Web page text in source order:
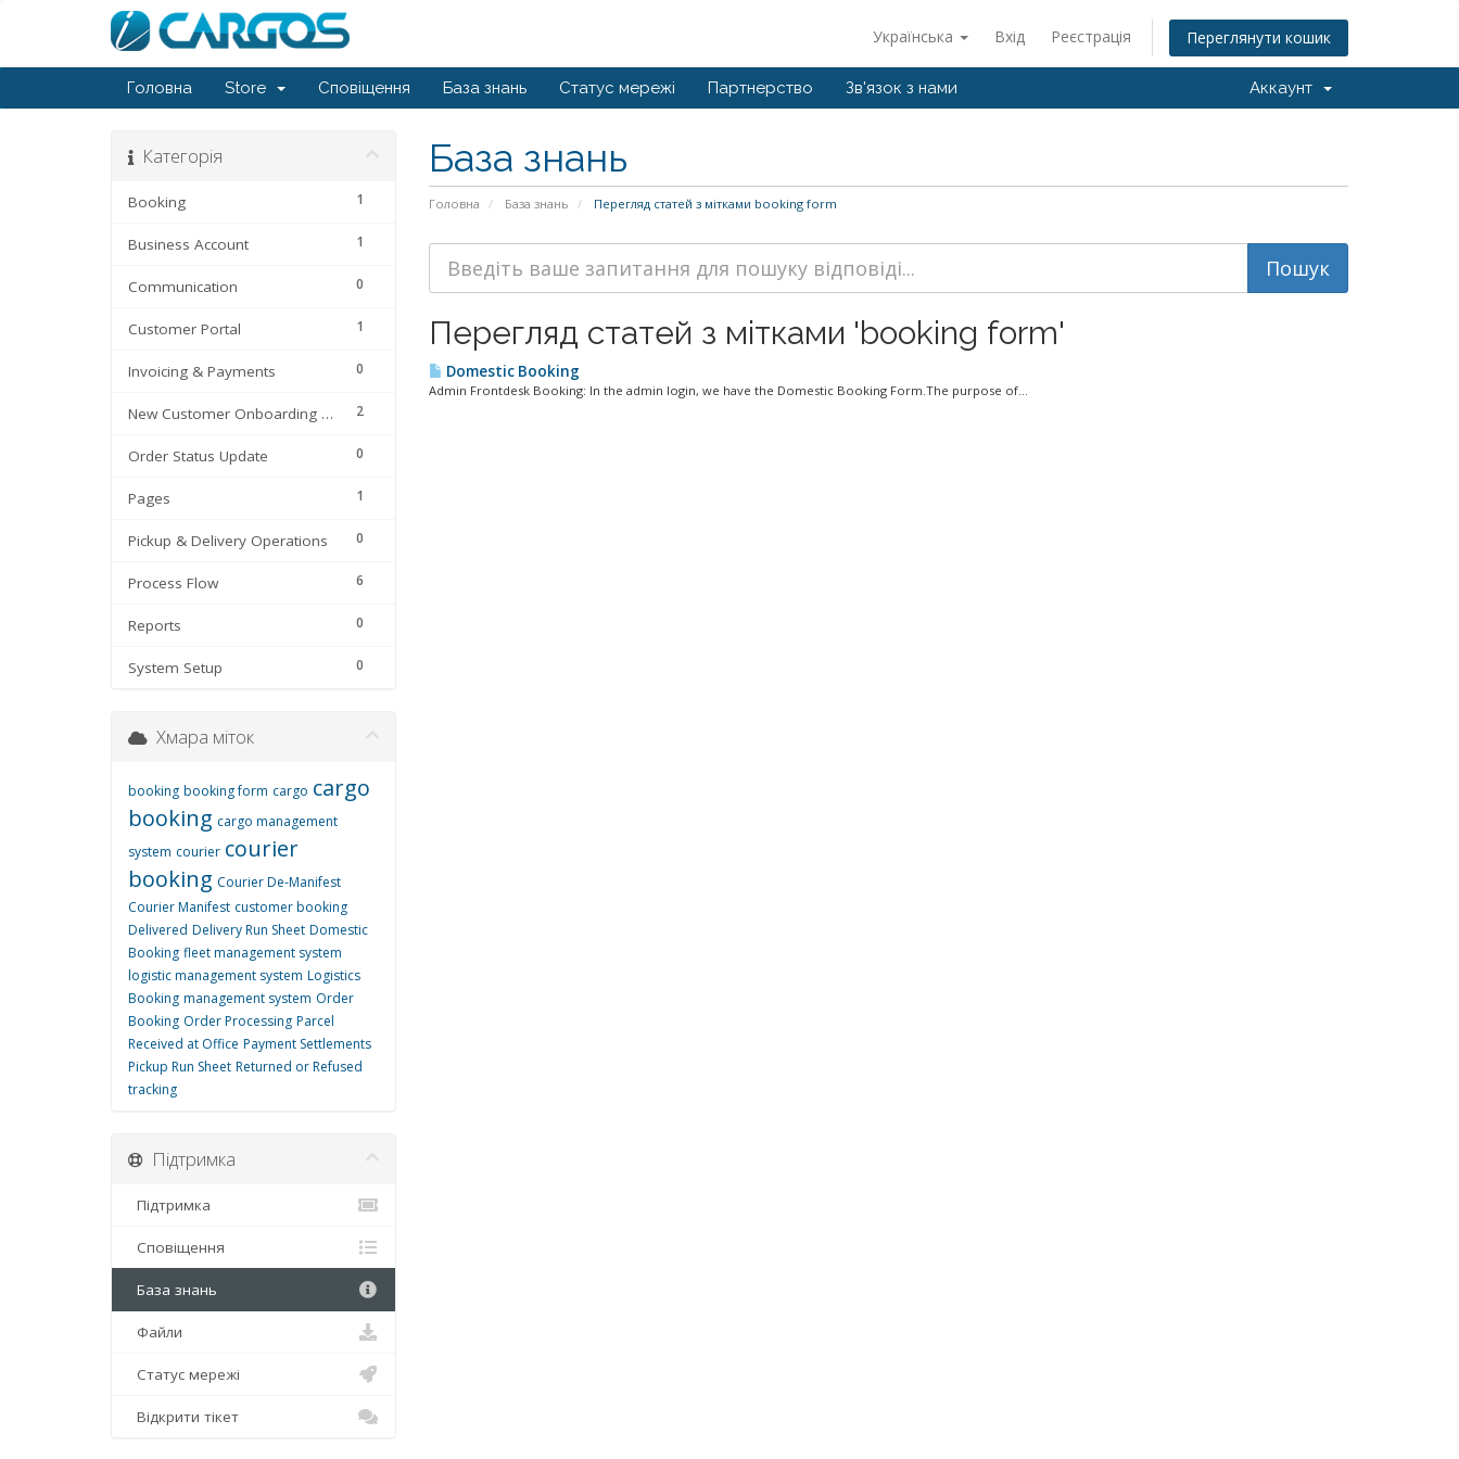
Українська Вхід Реєстрація Переглянути кошик
Головна Store Сповіщення База знань Статус мережі Партнерство Зв'язок з нами Аккаунт
База знань
Головна База знань Перегляд статей з мітками booking form
Категорія
1
Booking
1
Business Account
0
Communication
1
Customer Portal
0
Invoicing & Payments
2
New Customer Onboarding Process
0
Order Status Update
1
Pages
0
Pickup & Delivery Operations
6
Process Flow
0
Reports
0
System Setup
Перегляд статей з мітками 'booking form'
Domestic Booking
Admin Frontdesk Booking: In the admin login, we have the Domestic Booking Form.The purpose of...
Хмара міток
booking booking form cargo cargo
booking cargo management
system courier courier
booking Courier De-Manifest
Courier Manifest customer booking
Delivered Delivery Run Sheet Domestic
Booking fleet management system
logistic management system Logistics
Booking management system Order
Booking Order Processing Parcel
Received at Office Payment Settlements
Pickup Run Sheet Returned or Refused
tracking
Підтримка
Підтримка
Сповіщення
База знань
Файли
Статус мережі
Відкрити тікет